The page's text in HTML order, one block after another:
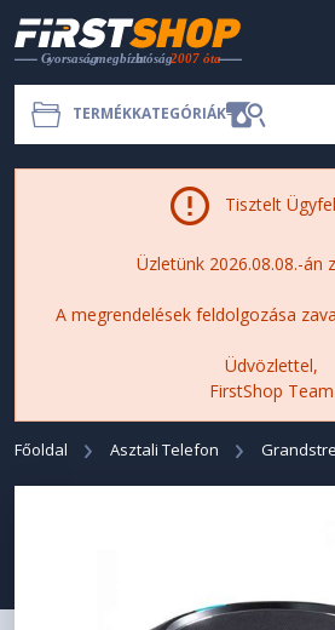
TERMÉKKATEGÓRIÁK
Tisztelt
Üzletünk 2026.08.08.-án
A megrendelések feldolgozása
Üdvözlettel,
FirstShop Team
Főoldal Asztali Telefon